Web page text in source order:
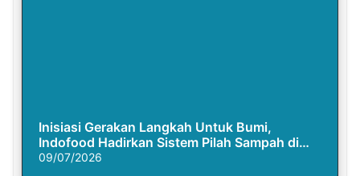
Inisiasi Gerakan Langkah Untuk Bumi,
Indofood Hadirkan Sistem Pilah Sampah di
Semasa Piknik
09/07/2026